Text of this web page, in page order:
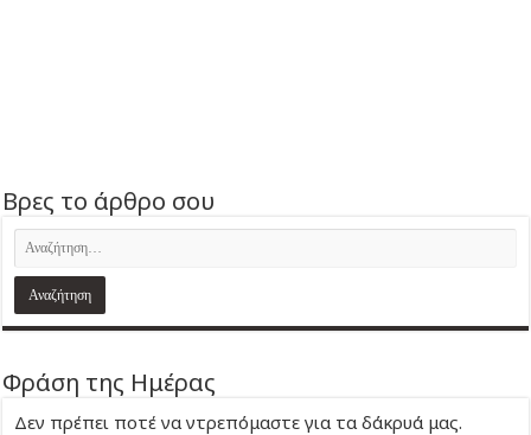
Βρες το άρθρο σου
Φράση της Ημέρας
Δεν πρέπει ποτέ να ντρεπόμαστε για τα δάκρυά μας.